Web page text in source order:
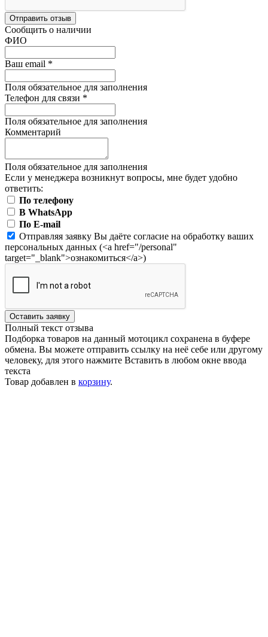
Отправить отзыв
Сообщить о наличии
ФИО
Ваш email *
Поля обязательное для заполнения
Телефон для связи *
Поля обязательное для заполнения
Комментарий
Поля обязательное для заполнения
Если у менеджера возникнут вопросы, мне будет удобно
ответить:
По телефону
В WhatsApp
По E-mail
Отправляя заявку Вы даёте согласие на обработку ваших
персональных данных (<a href="/personal"
target="_blank">ознакомиться</a>)
Оставить заявку
Полный текст отзыва
Подборка товаров на данный мотоцикл сохранена в буфере
обмена. Вы можете отправить ссылку на неё себе или другому
человеку, для этого нажмите Вставить в любом окне ввода
текста
Товар добавлен в корзину.